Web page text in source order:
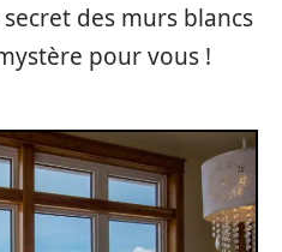
des murs blancs
pour vous !